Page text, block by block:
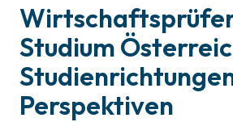
Studium
Perspektiven